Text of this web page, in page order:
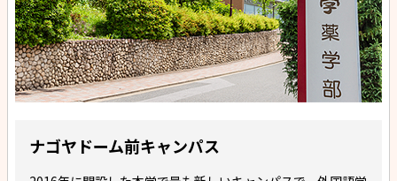
ナゴヤドーム前キャンパス